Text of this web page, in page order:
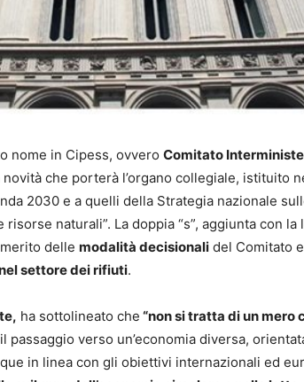
nome in Cipess, ovvero Comitato
novità che porterà l’organo collegiale, istituito
2030 e a quelli della Strategia nazionale
naturali”. La doppia “s”, aggiunta con
delle modalità decisionali del Comitato
settore dei rifiuti.
ha sottolineato che “non si tratta di un
passaggio verso un’economia diversa,
in linea con gli obiettivi internazionali ed